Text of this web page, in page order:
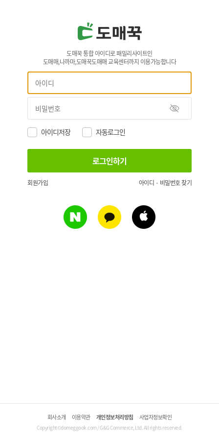
도매꾹 통합 아이디로 패밀리사이트인
도매매,나까마,도매꾹도매매 교육센터까지 이용가능합니다
아이디저장 자동로그인
회원가입 아이디 · 비밀번호 찾기
회사소개 이용약관 개인정보처리방침 사업자정보확인
Copyright©domeggook.com / G&G Commerce, Ltd. All rights reserved.